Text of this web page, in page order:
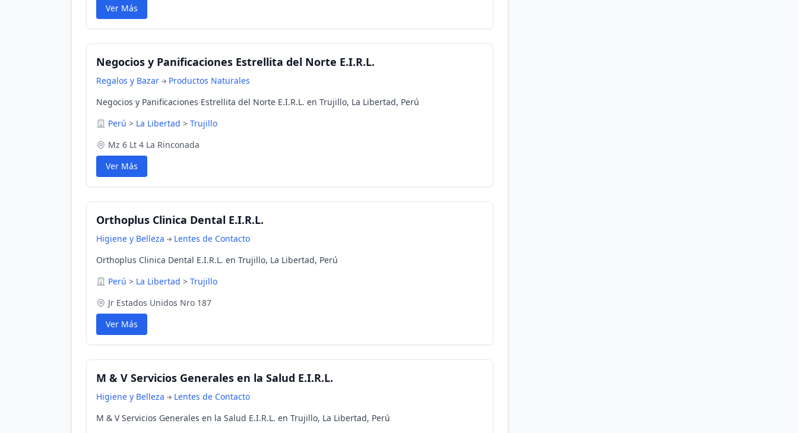
Ver Más
Negocios y Panificaciones Estrellita del Norte E.I.R.L.
Regalos y Bazar
Productos Naturales
Negocios y Panificaciones Estrellita del Norte E.I.R.L. en Trujillo, La Libertad, Perú
Perú > La Libertad > Trujillo
Mz 6 Lt 4 La Rinconada
Ver Más
Orthoplus Clinica Dental E.I.R.L.
Higiene y Belleza
Lentes de Contacto
Orthoplus Clinica Dental E.I.R.L. en Trujillo, La Libertad, Perú
Perú > La Libertad > Trujillo
Jr Estados Unidos Nro 187
Ver Más
M & V Servicios Generales en la Salud E.I.R.L.
Higiene y Belleza
Lentes de Contacto
M & V Servicios Generales en la Salud E.I.R.L. en Trujillo, La Libertad, Perú